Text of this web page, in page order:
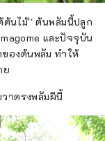
ต้นไม้'' ต้นพลัมนี้ปลูก
และปัจจุบัน
องต้นพลัม ทำให้
ย
าตรงพลัมผีนี้